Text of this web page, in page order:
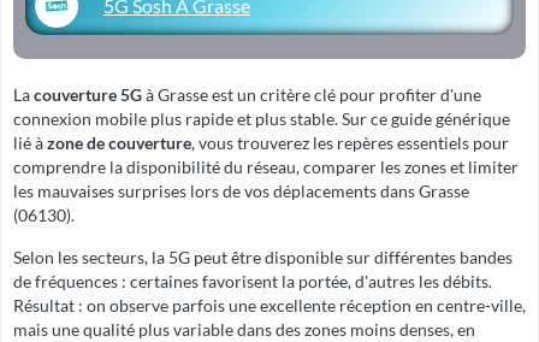
5G Sosh À Grasse
Lacouverture 5Gà Grasse est un critère clé pour profiter d'une
connexion mobile plus rapide et plus stable. Sur ce guide générique
lié àzone de couverture, vous trouverez les repères essentiels pour
comprendre la disponibilité du réseau, comparer les zones et limiter
les mauvaises surprises lors de vos déplacements dans Grasse
(06130).
Selon les secteurs, la 5G peut être disponible sur différentes bandes
de fréquences : certaines favorisent la portée, d'autres les débits.
Résultat : on observe parfois une excellente réception en centre-ville,
mais une qualité plus variable dans des zones moins denses, en